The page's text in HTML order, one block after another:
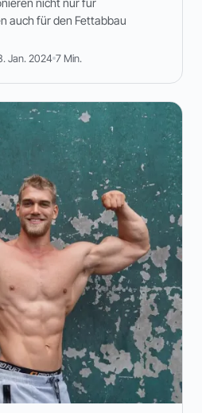
auch für den Fettabbau
Jan. 2024 7 Min.